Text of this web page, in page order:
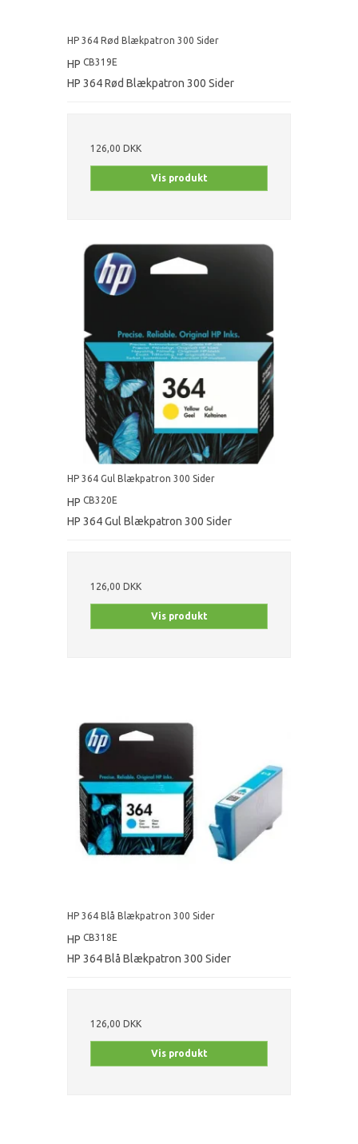
HP 364 Rød Blækpatron 300 Sider
HP CB319E
HP 364 Rød Blækpatron 300 Sider
126,00 DKK
Vis produkt
HP 364 Gul Blækpatron 300 Sider
HP CB320E
HP 364 Gul Blækpatron 300 Sider
126,00 DKK
Vis produkt
HP 364 Blå Blækpatron 300 Sider
HP CB318E
HP 364 Blå Blækpatron 300 Sider
126,00 DKK
Vis produkt